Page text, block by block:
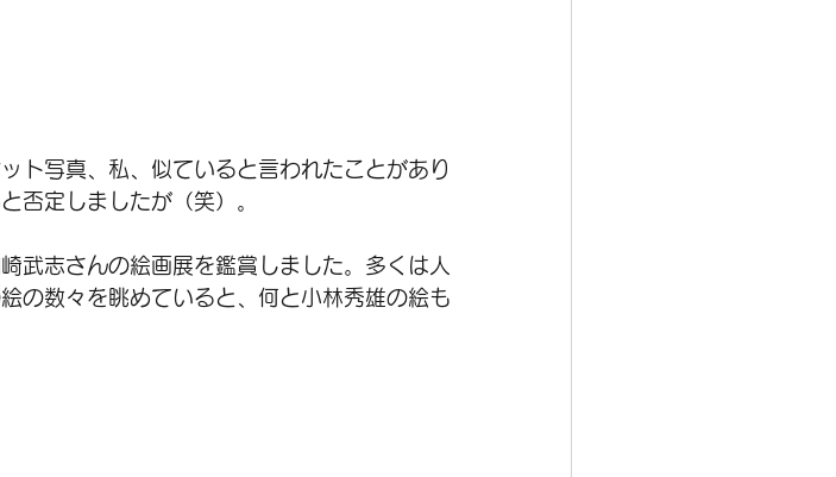
ト写真、私、似ていると言われたことがあり
否定しましたが（笑）。
志さんの絵画展を鑑賞しました。多くは人
の数々を眺めていると、何と小林秀雄の絵も